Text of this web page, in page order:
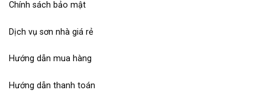
Chính sách bảo mật
Dịch vụ sơn nhà giá rẻ
Hướng dẫn mua hàng
Hướng dẫn thanh toán